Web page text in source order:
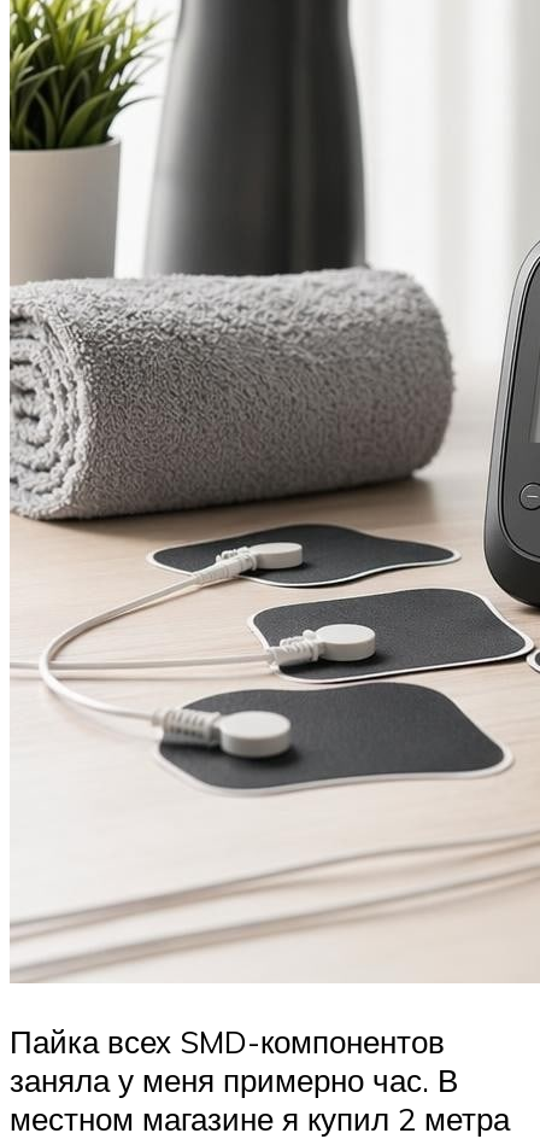
Пайка всех SMD-компонентов
заняла у меня примерно час. В
местном магазине я купил 2 метра